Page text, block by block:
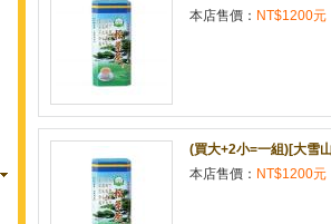
本店售價： NT$1200元
(買大+2小=一組)[大雪
本店售價： NT$1200元